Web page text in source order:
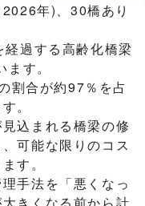
年)、30橋あり
過する高齢化橋梁
す。
割合が約97％を占
。
込まれる橋梁の修
可能な限りのコス
す。
手法を「悪くなっ